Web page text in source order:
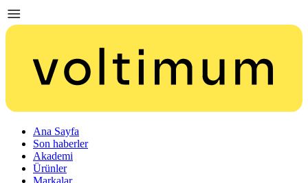
Ana Sayfa
Son haberler
Akademi
Ürünler
Markalar